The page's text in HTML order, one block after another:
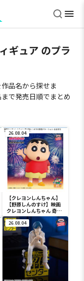
ギュア のプラ
品名から探せま
で発売日順でまとめ
26.08.04
【クレヨンしんちゃん】
【野原しんのすけ】映画
クレヨンしんちゃん 奇々
怪々！オラの妖怪バケ～
ション おおきな
SOFVIMATES～野原しん
のすけ～
26.08.04